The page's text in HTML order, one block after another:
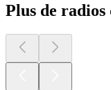
Plus de